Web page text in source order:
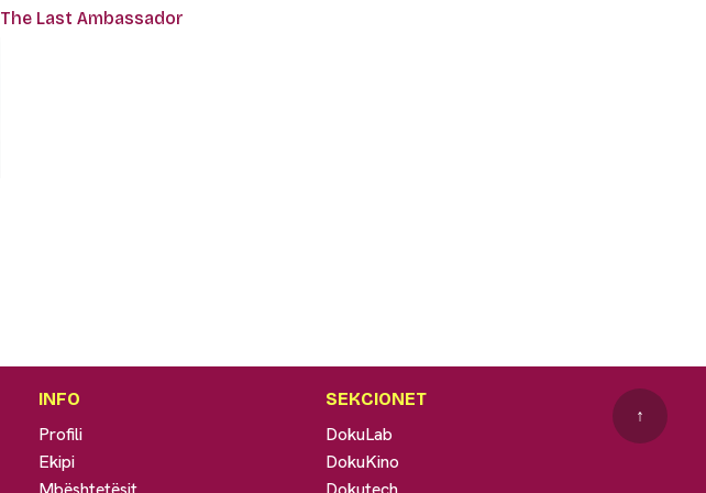
The Last Ambassador
INFO
Profili
Ekipi
SEKCIONET
DokuLab
DokuKino
↑